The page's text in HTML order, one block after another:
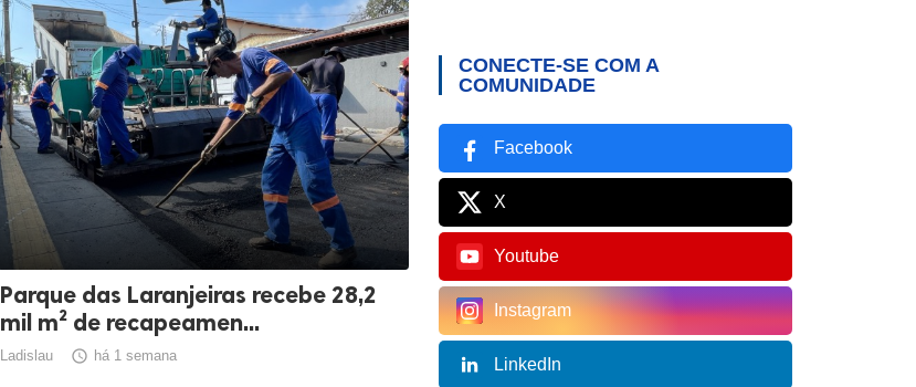
Parque das Laranjeiras recebe 28,2
mil m² de recapeamen...
Ladislau  há 1 semana
CONECTE-SE COM A
COMUNIDADE
Facebook
X
Youtube
Instagram
LinkedIn